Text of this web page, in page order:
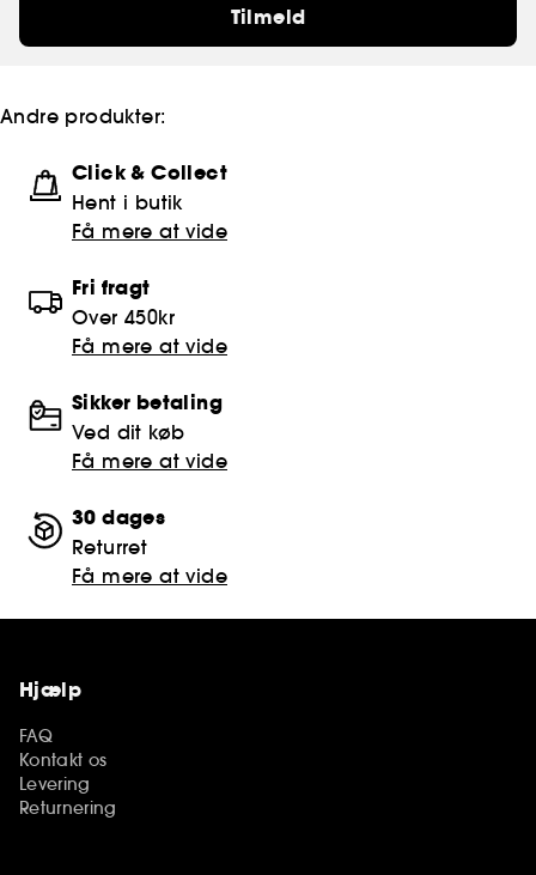
Tilmeld
Andre produkter:
Click & Collect
Hent i butik
Få mere at vide
Fri fragt
Over 450kr
Få mere at vide
Sikker betaling
Ved dit køb
Få mere at vide
30 dages
Returret
Få mere at vide
Hjælp
FAQ
Kontakt os
Levering
Returnering